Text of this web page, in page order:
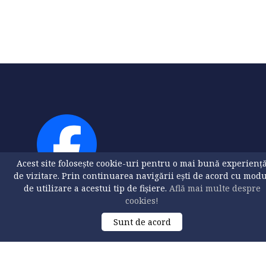
Acest site folosește cookie-uri pentru o mai bună
de vizitare. Prin continuarea navigării ești de acord cu
de utilizare a acestui tip de fișiere. Află mai multe despre
cookies!
Sunt de acord